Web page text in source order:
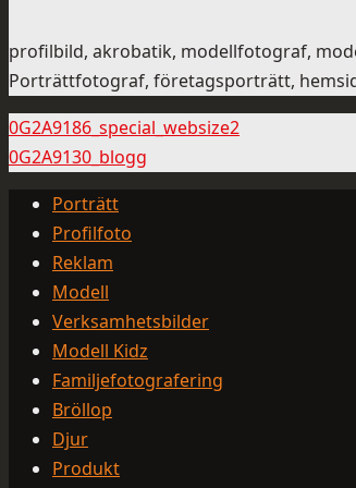
profilbild, akrobatik, modellfotograf,
Porträttfotograf, företagsporträtt,
0G2A9186_special_websize2
0G2A9130_blogg
Porträtt
Profilfoto
Reklam
Modell
Verksamhetsbilder
Modell Kidz
Familjefotografering
Bröllop
Djur
Produkt